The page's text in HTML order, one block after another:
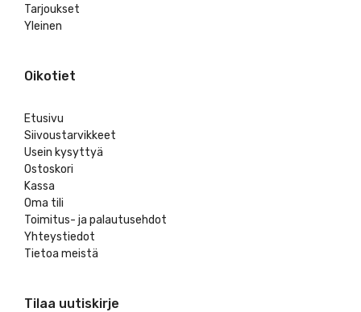
Tarjoukset
Yleinen
Oikotiet
Etusivu
Siivoustarvikkeet
Usein kysyttyä
Ostoskori
Kassa
Oma tili
Toimitus- ja palautusehdot
Yhteystiedot
Tietoa meistä
Tilaa uutiskirje